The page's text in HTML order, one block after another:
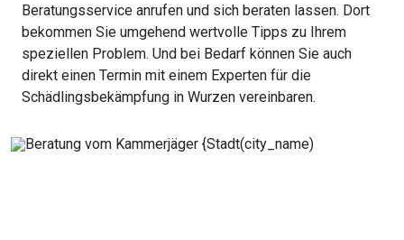
Beratungsservice anrufen und sich beraten lassen. Dort
bekommen Sie umgehend wertvolle Tipps zu Ihrem
speziellen Problem. Und bei Bedarf können Sie auch
direkt einen Termin mit einem Experten für die
Schädlingsbekämpfung in Wurzen vereinbaren.